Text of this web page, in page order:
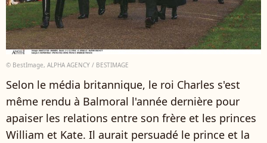
© BestImage, ALPHA AGENCY / BESTIMAGE
Selon le média britannique, le roi Charles s'est
même rendu à Balmoral l'année dernière pour
apaiser les relations entre son frère et les princes
William et Kate. Il aurait persuadé le prince et la